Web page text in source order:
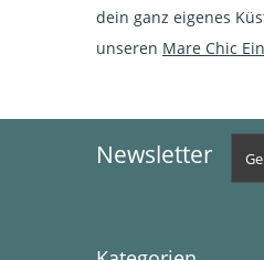
dein ganz eigenes
unseren Mare Chic
Newsletter